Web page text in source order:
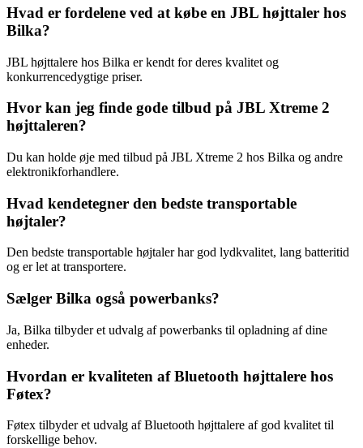
Hvad er fordelene ved at købe en JBL højttaler hos
Bilka?
JBL højttalere hos Bilka er kendt for deres kvalitet og
konkurrencedygtige priser.
Hvor kan jeg finde gode tilbud på JBL Xtreme 2
højttaleren?
Du kan holde øje med tilbud på JBL Xtreme 2 hos Bilka og andre
elektronikforhandlere.
Hvad kendetegner den bedste transportable
højtaler?
Den bedste transportable højtaler har god lydkvalitet, lang batteritid
og er let at transportere.
Sælger Bilka også powerbanks?
Ja, Bilka tilbyder et udvalg af powerbanks til opladning af dine
enheder.
Hvordan er kvaliteten af Bluetooth højttalere hos
Føtex?
Føtex tilbyder et udvalg af Bluetooth højttalere af god kvalitet til
forskellige behov.